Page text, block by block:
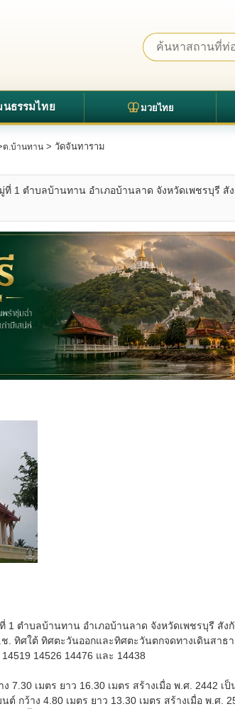
ธรรมไทย มวยไทย
ต.บ้านทาน > วัดจันทาราม
1 ตำบลบ้านทาน อำเภอบ้านลาด จังหวัดเพชรบุรี
1 ตำบลบ้านทาน อำเภอบ้านลาด จังหวัดเพชรบุรี สั
. ทิศใต้ ทิศตะวันออกและทิศตะวันตกจดทางเดินสา
14526 14476 และ 14438
7.30 เมตร ยาว 16.30 เมตร สร้างเมื่อ พ.ศ. 2442
ต์ กว้าง 4.80 เมตร ยาว 13.30 เมตร สร้างเมื่อ พ.ศ.